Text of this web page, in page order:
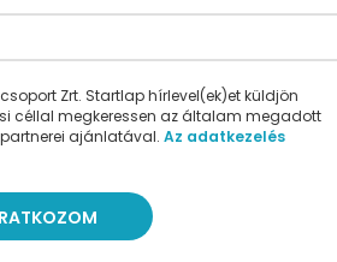
Zrt. Startlap hírlevel(ek)et küldjön
céllal megkeressen az általam megadott
ajánlatával. Az adatkezelés